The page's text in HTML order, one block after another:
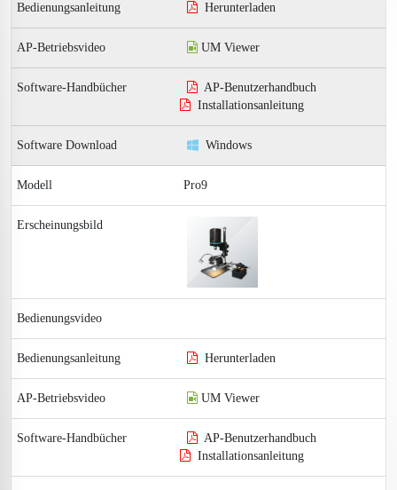
Herunterladen
UM Viewer
AP-Benutzerhandbuch
Installationsanleitung
Windows
Pro9
Herunterladen
UM Viewer
AP-Benutzerhandbuch
Installationsanleitung